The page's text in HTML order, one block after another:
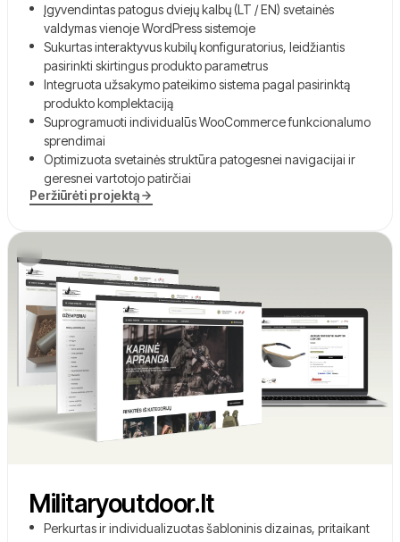
Įgyvendintas patogus dviejų kalbų (LT / EN) svetainės
valdymas vienoje WordPress sistemoje
Sukurtas interaktyvus kubilų konfiguratorius, leidžiantis
pasirinkti skirtingus produkto parametrus
Integruota užsakymo pateikimo sistema pagal pasirinktą
produkto komplektaciją
Suprogramuoti individualūs WooCommerce funkcionalumo
sprendimai
Optimizuota svetainės struktūra patogesnei navigacijai ir
geresnei vartotojo patirčiai
Peržiūrėti projektą
Militaryoutdoor.lt
Perkurtas ir individualizuotas šabloninis dizainas, pritaikant